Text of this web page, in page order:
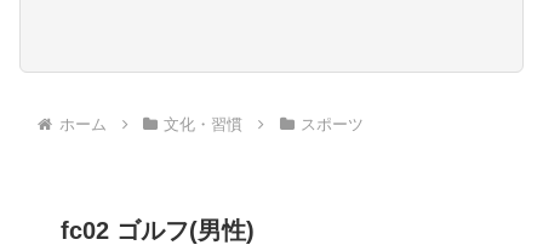
ホーム 文化・習慣 スポーツ
fc02 ゴルフ(男性)